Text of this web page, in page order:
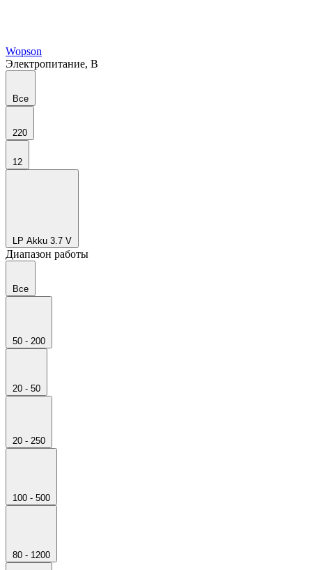
Wopson
Электропитание, В
Все
220
12
LP Akku 3.7 V
Диапазон работы
Все
50 - 200
20 - 50
20 - 250
100 - 500
80 - 1200